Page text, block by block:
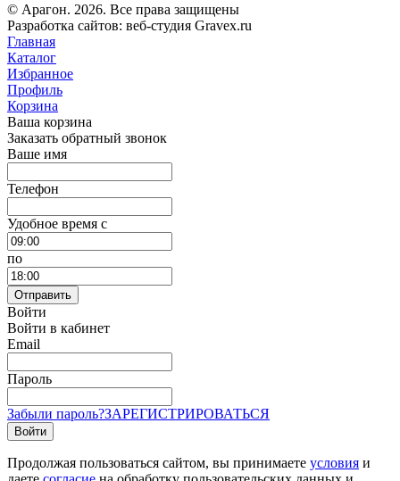
© Арагон. 2026. Все права защищены
Разработка сайтов: веб-студия Gravex.ru
Главная
Каталог
Избранное
Профиль
Корзина
Ваша корзина
Заказать обратный звонок
Ваше имя
Телефон
Удобное время c
по
Отправить
Войти
Войти в кабинет
Email
Пароль
Забыли пароль?ЗАРЕГИСТРИРОВАТЬСЯ
Войти
Продолжая пользоваться сайтом, вы принимаете условия и